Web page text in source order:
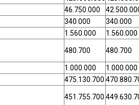
46.750.000
340.000
340.000
1.560.000
1.560.000
480.700 480.700
1.000.000
1.000.000
475.130.700
451.755.700